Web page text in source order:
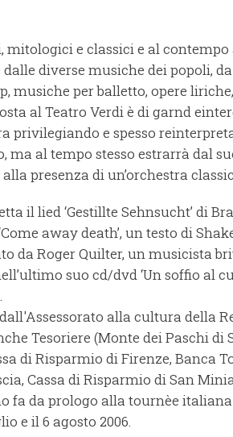
mitologici e classici e al
diverse musiche dei popoli,
musiche per balletto, opere
al Teatro Verdi è di garnd
privilegiando e spesso
ma al tempo stesso estrarrà dal
presenza di un’orchestra
il lied ‘Gestillte Sehnsucht’ di
away death’, un testo di
da Roger Quilter, un musicista
suo cd/dvd ‘Un soffio al
alla cultura della
Tesoriere (Monte dei Paschi di
di Risparmio di Firenze, Banca
Cassa di Risparmio di San
fa da prologo alla tournèe
e il 6 agosto 2006.